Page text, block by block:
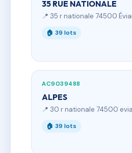
35 RUE NATIONALE
📍 35 r nationale 74500
🏠 39 lots
AC9039488
ALPES
📍 30 r nationale 74500
🏠 39 lots